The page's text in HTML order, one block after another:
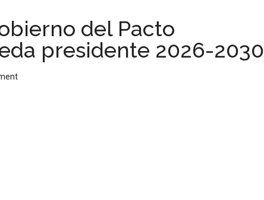
del Pacto
presidente 2026-2030